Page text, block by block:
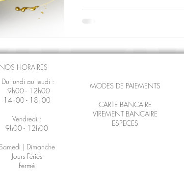
NOS HORAIRES
Du lundi au jeudi :
9h00 - 12h00
14h00 - 18h00
Vendredi :
9h00 - 12h00
Samedi | Dimanche
Jours Fériés
Fermé
MODES DE PAIEMENTS
CARTE BANCAIRE
VIREMENT BANCAIRE
ESPECES